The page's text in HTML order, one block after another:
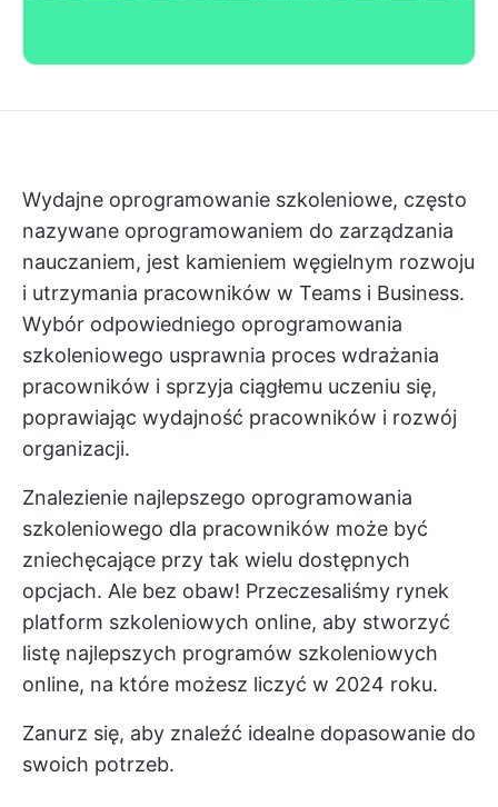
Wydajne oprogramowanie szkoleniowe, często
nazywane oprogramowaniem do zarządzania
nauczaniem, jest kamieniem węgielnym rozwoju
i utrzymania pracowników w Teams i Business.
Wybór odpowiedniego oprogramowania
szkoleniowego usprawnia proces wdrażania
pracowników i sprzyja ciągłemu uczeniu się,
poprawiając wydajność pracowników i rozwój
organizacji.
Znalezienie najlepszego oprogramowania
szkoleniowego dla pracowników może być
zniechęcające przy tak wielu dostępnych
opcjach. Ale bez obaw! Przeczesaliśmy rynek
platform szkoleniowych online, aby stworzyć
listę najlepszych programów szkoleniowych
online, na które możesz liczyć w 2024 roku.
Zanurz się, aby znaleźć idealne dopasowanie do
swoich potrzeb.